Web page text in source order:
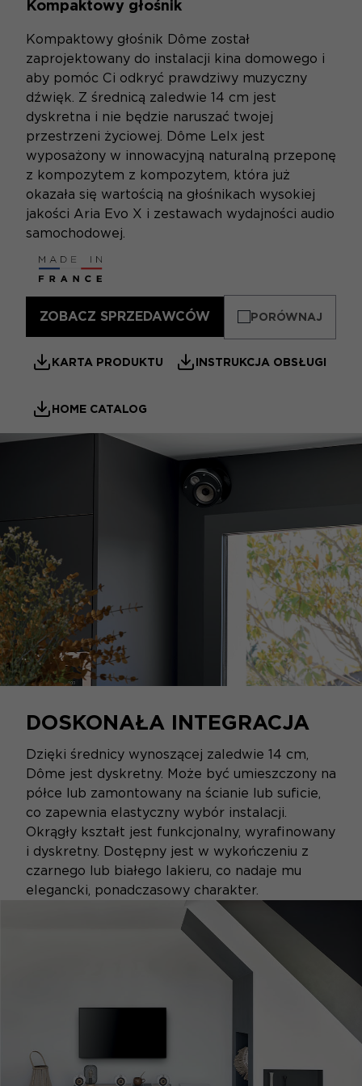
Kompaktowy głośnik
Kompaktowy głośnik Dôme został
zaprojektowany do instalacji kina domowego i
aby pomóc Ci odkryć prawdziwy muzyczny
dźwięk. Z średnicą zaledwie 14 cm jest
dyskretna i nie będzie naruszać twojej
przestrzeni życiowej. Dôme Lelx jest
wyposażony w innowacyjną naturalną przeponę
z kompozytem z kompozytem, ​​która już
okazała się wartością na głośnikach wysokiej
jakości Aria Evo X i zestawach wydajności audio
samochodowej.
ZOBACZ SPRZEDAWCÓW PORÓWNAJ
KARTA PRODUKTU INSTRUKCJA OBSŁUGI
HOME CATALOG
DOSKONAŁA INTEGRACJA
Dzięki średnicy wynoszącej zaledwie 14 cm,
Dôme jest dyskretny. Może być umieszczony na
półce lub zamontowany na ścianie lub suficie,
co zapewnia elastyczny wybór instalacji.
Okrągły kształt jest funkcjonalny, wyrafinowany
i dyskretny. Dostępny jest w wykończeniu z
czarnego lub białego lakieru, co nadaje mu
elegancki, ponadczasowy charakter.